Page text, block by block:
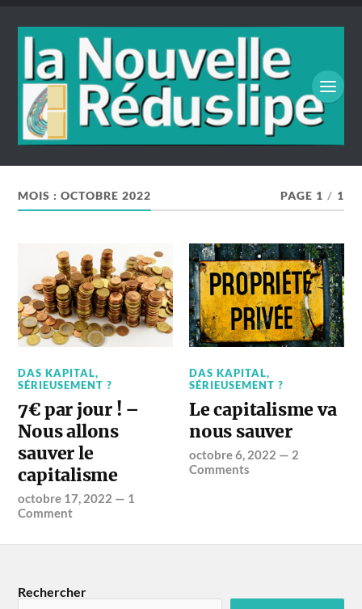
MOIS :OCTOBRE 2022 PAGE 1 / 1
DAS KAPITAL,
SÉRIEUSEMENT ?
7€ par jour ! –
Nous allons
sauver le
capitalisme
octobre 17, 2022 — 1
Comment
DAS KAPITAL,
SÉRIEUSEMENT ?
Le capitalisme va
nous sauver
octobre 6, 2022 — 2
Comments
Rechercher